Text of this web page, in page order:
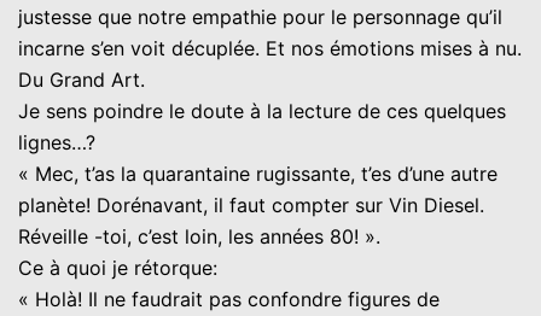
justesse que notre empathie pour le personnage qu’il
incarne s’en voit décuplée. Et nos émotions mises à nu.
Du Grand Art.
Je sens poindre le doute à la lecture de ces quelques
lignes…?
« Mec, t’as la quarantaine rugissante, t’es d’une autre
planète! Dorénavant, il faut compter sur Vin Diesel.
Réveille -toi, c’est loin, les années 80! ».
Ce à quoi je rétorque:
« Holà! Il ne faudrait pas confondre figures de